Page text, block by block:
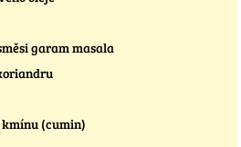
garam masala
(cumin)